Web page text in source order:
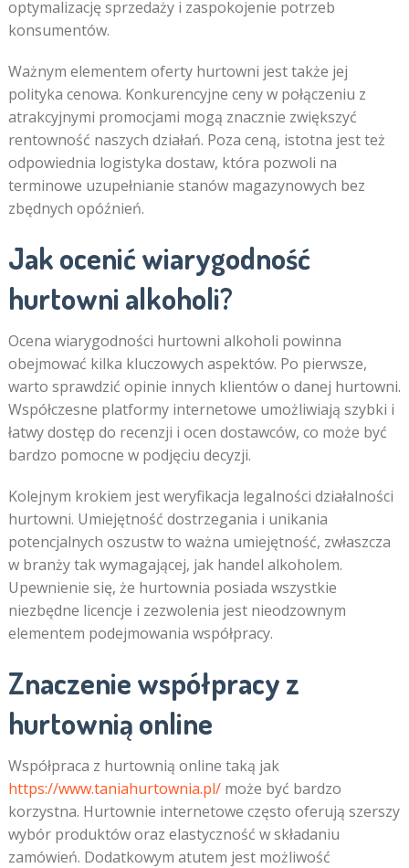
optymalizację sprzedaży i zaspokojenie potrzeb
konsumentów.
Ważnym elementem oferty hurtowni jest także jej
polityka cenowa. Konkurencyjne ceny w połączeniu z
atrakcyjnymi promocjami mogą znacznie zwiększyć
rentowność naszych działań. Poza ceną, istotna jest też
odpowiednia logistyka dostaw, która pozwoli na
terminowe uzupełnianie stanów magazynowych bez
zbędnych opóźnień.
Jak ocenić wiarygodność
hurtowni alkoholi?
Ocena wiarygodności hurtowni alkoholi powinna
obejmować kilka kluczowych aspektów. Po pierwsze,
warto sprawdzić opinie innych klientów o danej hurtowni.
Współczesne platformy internetowe umożliwiają szybki i
łatwy dostęp do recenzji i ocen dostawców, co może być
bardzo pomocne w podjęciu decyzji.
Kolejnym krokiem jest weryfikacja legalności działalności
hurtowni. Umiejętność dostrzegania i unikania
potencjalnych oszustw to ważna umiejętność, zwłaszcza
w branży tak wymagającej, jak handel alkoholem.
Upewnienie się, że hurtownia posiada wszystkie
niezbędne licencje i zezwolenia jest nieodzownym
elementem podejmowania współpracy.
Znaczenie współpracy z
hurtownią online
Współpraca z hurtownią online taką jak
https://www.taniahurtownia.pl/może być bardzo
korzystna. Hurtownie internetowe często oferują szerszy
wybór produktów oraz elastyczność w składaniu
zamówień. Dodatkowym atutem jest możliwość